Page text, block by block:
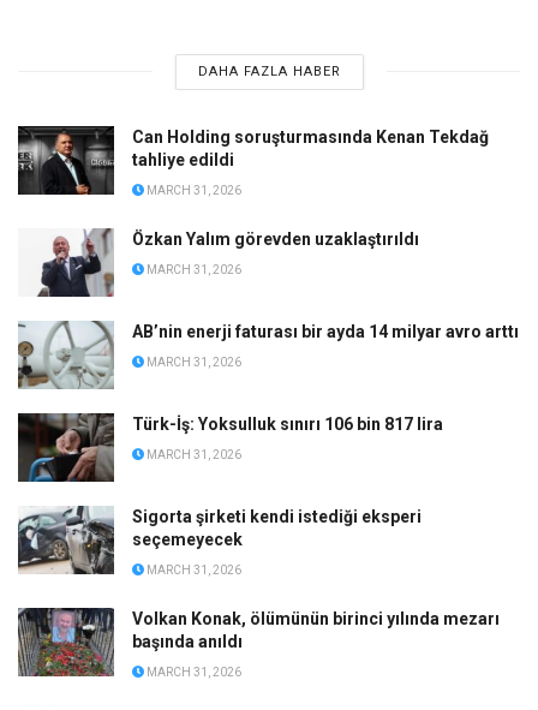
DAHA FAZLA HABER
Can Holding soruşturmasında Kenan Tekdağ
tahliye edildi
MARCH 31, 2026
Özkan Yalım görevden uzaklaştırıldı
MARCH 31, 2026
AB’nin enerji faturası bir ayda 14 milyar avro arttı
MARCH 31, 2026
Türk-İş: Yoksulluk sınırı 106 bin 817 lira
MARCH 31, 2026
Sigorta şirketi kendi istediği eksperi
seçemeyecek
MARCH 31, 2026
Volkan Konak, ölümünün birinci yılında mezarı
başında anıldı
MARCH 31, 2026